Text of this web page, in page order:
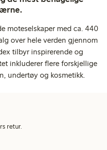
moteselskaper med ca. 440
over hele verden gjennom
tilbyr inspirerende og
inkluderer flere forskjellige
undertøy og kosmetikk.
retur.